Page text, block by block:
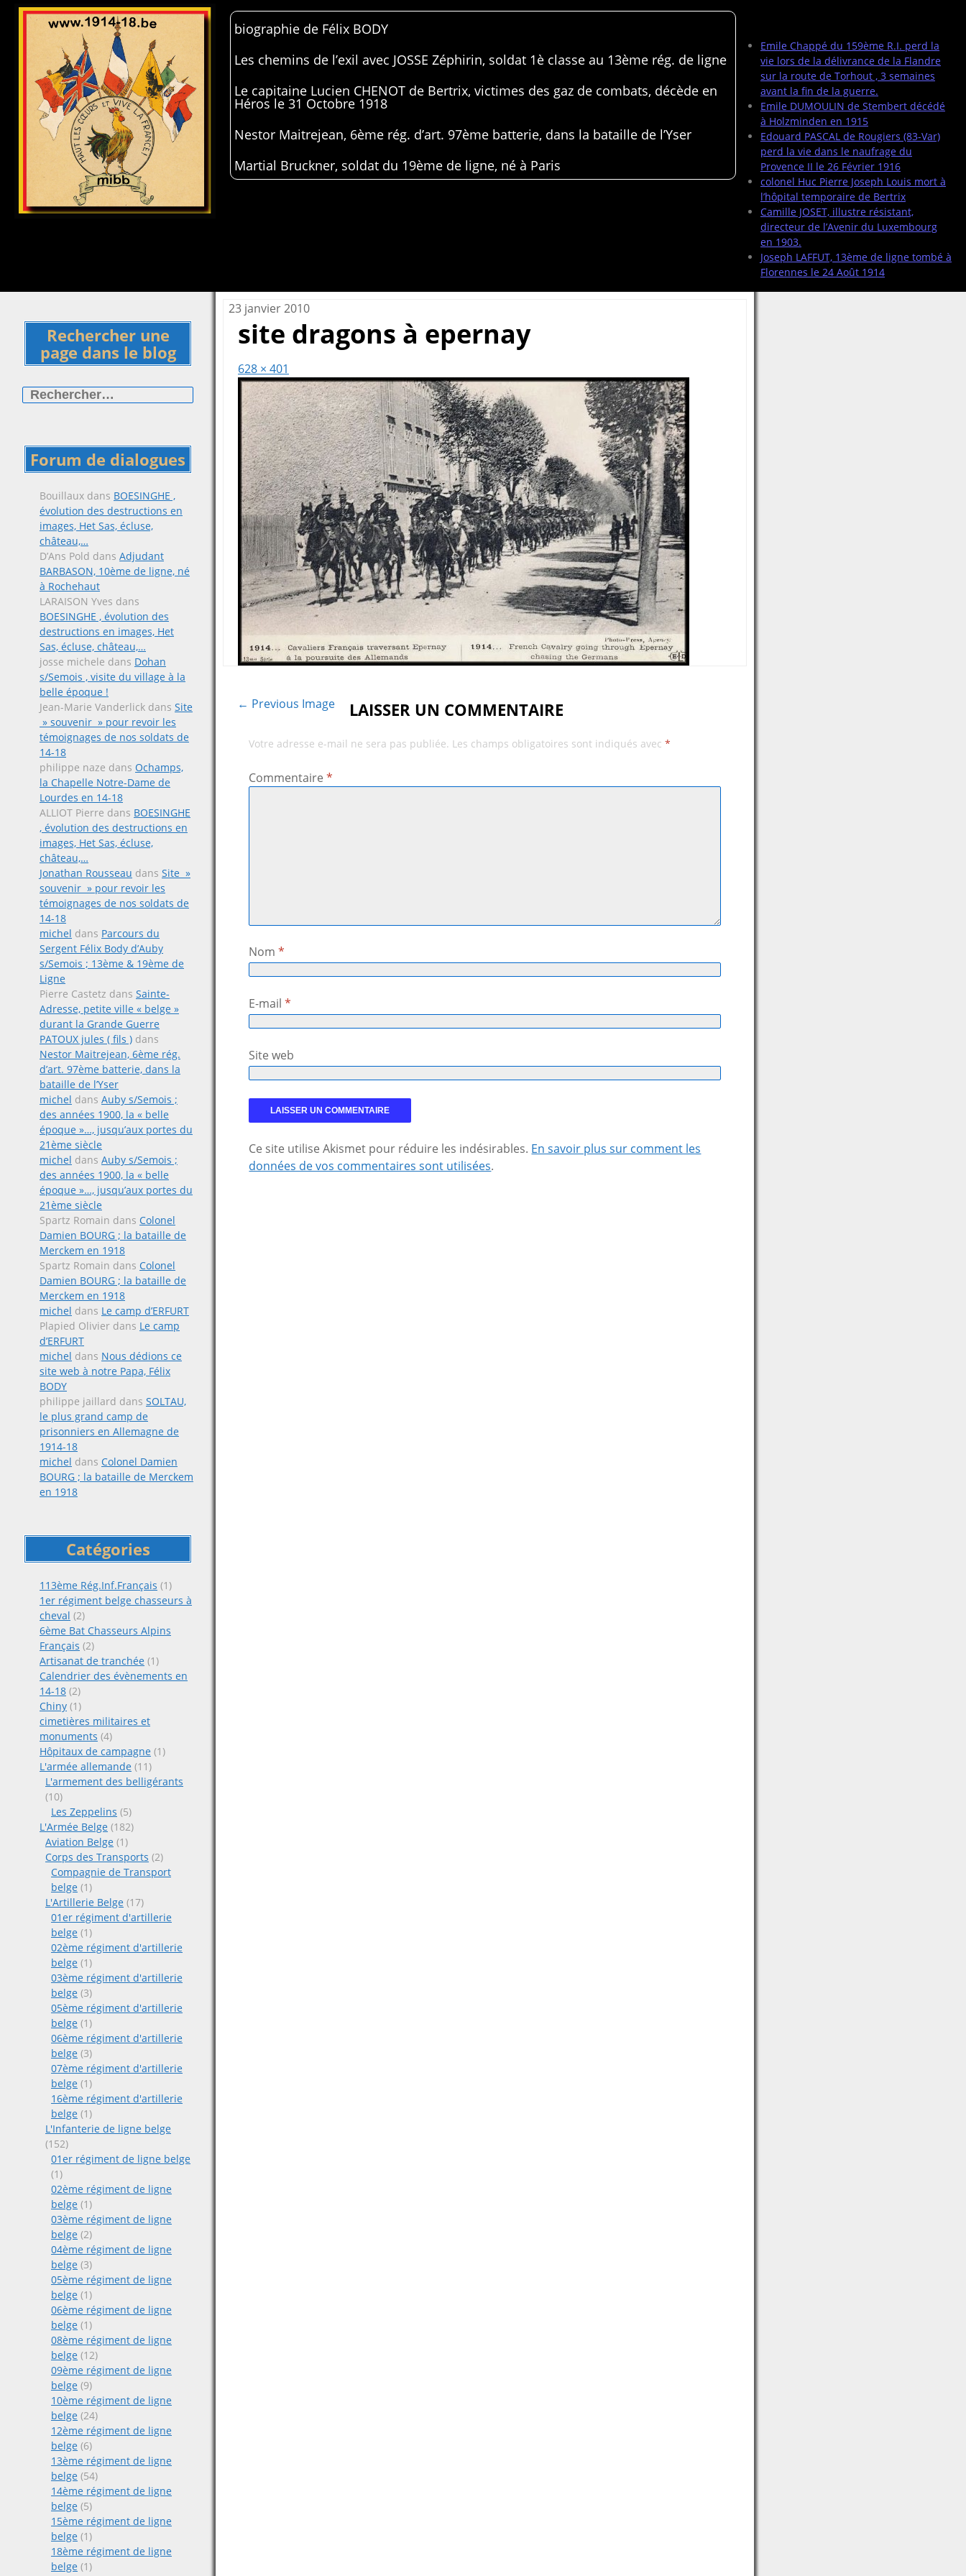
Emile Chappé du 159ème R.I. perd la
vie lors de la délivrance de la Flandre
sur la route de Torhout , 3 semaines
avant la fin de la guerre.
Emile DUMOULIN de Stembert décédé
à Holzminden en 1915
Edouard PASCAL de Rougiers (83-Var)
perd la vie dans le naufrage du
Provence II le 26 Février 1916
colonel Huc Pierre Joseph Louis mort à
l’hôpital temporaire de Bertrix
Camille JOSET, illustre résistant,
directeur de l’Avenir du Luxembourg
en 1903.
Joseph LAFFUT, 13ème de ligne tombé à
Florennes le 24 Août 1914
biographie de Félix BODY
Les chemins de l’exil avec JOSSE Zéphirin, soldat 1è classe au 13ème rég. de ligne
Le capitaine Lucien CHENOT de Bertrix, victimes des gaz de combats, décède en
Héros le 31 Octobre 1918
Nestor Maitrejean, 6ème rég. d’art. 97ème batterie, dans la bataille de l’Yser
Martial Bruckner, soldat du 19ème de ligne, né à Paris
Rechercher une
page dans le blog
Forum de dialogues
Bouillaux dans BOESINGHE ,
évolution des destructions en
images, Het Sas, écluse,
château,…
D’Ans Pold dans Adjudant
BARBASON, 10ème de ligne, né
à Rochehaut
LARAISON Yves dans
BOESINGHE , évolution des
destructions en images, Het
Sas, écluse, château,…
josse michele dans Dohan
s/Semois , visite du village à la
belle époque !
Jean-Marie Vanderlick dans Site
» souvenir » pour revoir les
témoignages de nos soldats de
14-18
philippe naze dans Ochamps,
la Chapelle Notre-Dame de
Lourdes en 14-18
ALLIOT Pierre dans BOESINGHE
, évolution des destructions en
images, Het Sas, écluse,
château,…
Jonathan Rousseau dans Site »
souvenir » pour revoir les
témoignages de nos soldats de
14-18
michel dans Parcours du
Sergent Félix Body d’Auby
s/Semois ; 13ème & 19ème de
Ligne
Pierre Castetz dans Sainte-
Adresse, petite ville « belge »
durant la Grande Guerre
PATOUX jules ( fils ) dans
Nestor Maitrejean, 6ème rég.
d’art. 97ème batterie, dans la
bataille de l’Yser
michel dans Auby s/Semois ;
des années 1900, la « belle
époque »…, jusqu’aux portes du
21ème siècle
michel dans Auby s/Semois ;
des années 1900, la « belle
époque »…, jusqu’aux portes du
21ème siècle
Spartz Romain dans Colonel
Damien BOURG ; la bataille de
Merckem en 1918
Spartz Romain dans Colonel
Damien BOURG ; la bataille de
Merckem en 1918
michel dans Le camp d’ERFURT
Plapied Olivier dans Le camp
d’ERFURT
michel dans Nous dédions ce
site web à notre Papa, Félix
BODY
philippe jaillard dans SOLTAU,
le plus grand camp de
prisonniers en Allemagne de
1914-18
michel dans Colonel Damien
BOURG ; la bataille de Merckem
en 1918
Catégories
113ème Rég.Inf.Français (1)
1er régiment belge chasseurs à
cheval (2)
6ème Bat Chasseurs Alpins
Français (2)
Artisanat de tranchée (1)
Calendrier des évènements en
14-18 (2)
Chiny (1)
cimetières militaires et
monuments (4)
Hôpitaux de campagne (1)
L'armée allemande (11)
L'armement des belligérants
(10)
Les Zeppelins (5)
L'Armée Belge (182)
Aviation Belge (1)
Corps des Transports (2)
Compagnie de Transport
belge (1)
L'Artillerie Belge (17)
01er régiment d'artillerie
belge (1)
02ème régiment d'artillerie
belge (1)
03ème régiment d'artillerie
belge (3)
05ème régiment d'artillerie
belge (1)
06ème régiment d'artillerie
belge (3)
07ème régiment d'artillerie
belge (1)
16ème régiment d'artillerie
belge (1)
L'Infanterie de ligne belge
(152)
01er régiment de ligne belge
(1)
02ème régiment de ligne
belge (1)
03ème régiment de ligne
belge (2)
04ème régiment de ligne
belge (3)
05ème régiment de ligne
belge (1)
06ème régiment de ligne
belge (1)
08ème régiment de ligne
belge (12)
09ème régiment de ligne
belge (9)
10ème régiment de ligne
belge (24)
12ème régiment de ligne
belge (6)
13ème régiment de ligne
belge (54)
14ème régiment de ligne
belge (5)
15ème régiment de ligne
belge (1)
18ème régiment de ligne
belge (1)
23 janvier 2010
site dragons à epernay
628 × 401
← Previous Image LAISSER UN COMMENTAIRE
Votre adresse e-mail ne sera pas publiée. Les champs obligatoires sont indiqués avec*
Commentaire*
Nom*
E-mail*
Site web
Ce site utilise Akismet pour réduire les indésirables. En savoir plus sur comment les
données de vos commentaires sont utilisées.